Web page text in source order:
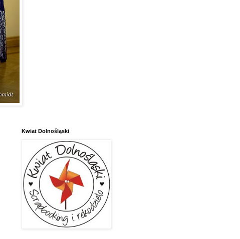
Kwiat Dolnośląski